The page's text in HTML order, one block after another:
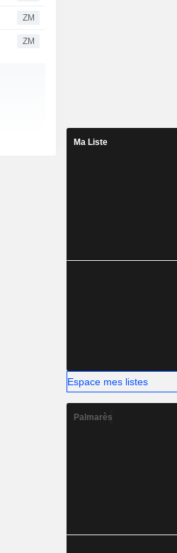
ZM
ZM
Ma Liste
Espace mes listes
Palmarès